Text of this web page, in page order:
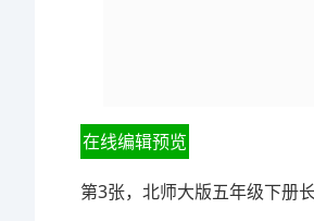
在线编辑预览
第3张，北师大版五年级下册